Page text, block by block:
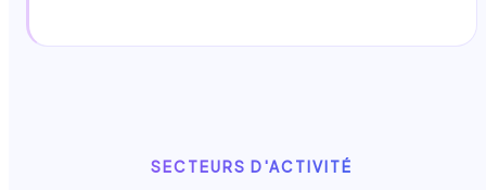
SECTEURS D'ACTIVITÉ